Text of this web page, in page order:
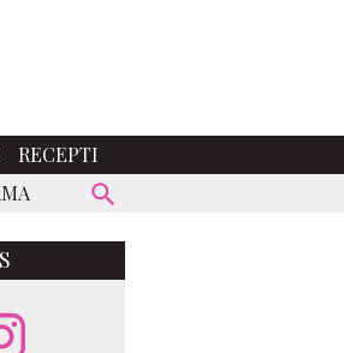
RECEPTI